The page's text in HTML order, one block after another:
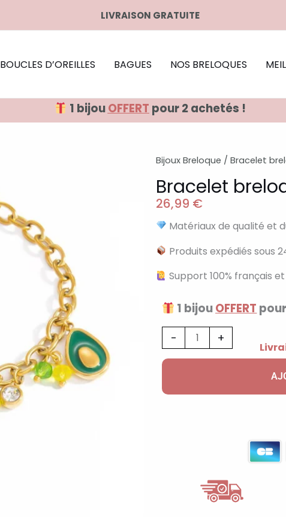
LIVRAISON GRATUITE
BOUCLES D’OREILLES BAGUES NOS BRELOQUES
1 bijouOFFERT pour 2 achetés !
Bijoux Breloque / Bracelet
Bracelet
26,99 €
Matériaux de qualité et
Produits expédiés sous
Support 100% français
1 bijouOFFERT
-
quantité
de
breloques
+